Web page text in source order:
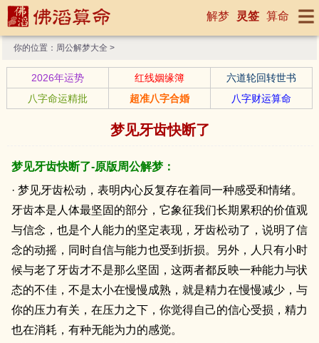
解梦 灵签 算命
你的位置： 周公解梦大全 >
2026年运势 红线姻缘簿
六道轮回转世书
八字命运精批
超准八字合婚 八字财运算命
梦见牙齿快断了
梦见牙齿快断了-原版周公解梦：
· 梦见牙齿松动，表明内心反复存在着同一种感受和情绪。
牙齿本是人体最坚固的部分，它象征我们长期累积的价值观
与信念，也是个人能力的坚定表现，牙齿松动了，说明了信
念的动摇，同时自信与能力也受到折损。另外，人只有小时
候与老了牙齿才不是那么坚固，这两者都反映一种能力与状
态的不佳，不是太小在慢慢成熟，就是精力在慢慢减少，与
你的压力有关，在压力之下，你觉得自己的信心受损，精力
也在消耗，有种无能为力的感觉。